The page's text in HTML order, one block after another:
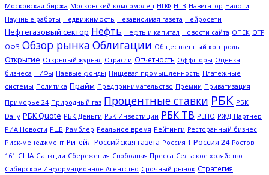
Московская биржа Московский комсомолец НПФ НТВ Навигатор Налоги
Научные работы Недвижимость Независимая газета Нейросети
Нефтегазовый сектор Нефть Нефть и капитал Новости сайта ОПЕК ОТР
ОФЗ Обзор рынка Облигации Общественный контроль
Открытие Открытый журнал Отрасли Отчетность Оффшоры Оценка
бизнеса ПИФы Паевые фонды Пищевая промышленность Платежные
системы Политика Прайм Предпринимательство Премии Приватизация
Приморье 24 Природный газ Процентные ставки РБК РБК
Daily РБК Quote РБК Деньги РБК Инвестиции РБК ТВ РЕПО РЖД-Партнер
РИА Новости РЦБ Рамблер Реальное время Рейтинги Ресторанный бизнес
Риск-менеджмент Ритейл Российская газета Россия 1 Россия 24 Ростов
161 США Санкции Сбережения Свободная Пресса Сельское хозяйство
Сибирское Информационное Агентство Срочный рынок Стратегия